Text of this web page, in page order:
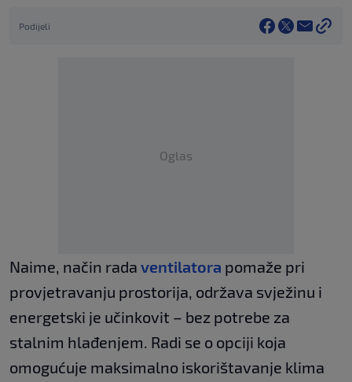
Podijeli
Oglas
Naime, način rada ventilatora pomaže pri
provjetravanju prostorija, održava svježinu i
energetski je učinkovit – bez potrebe za
stalnim hlađenjem. Radi se o opciji koja
omogućuje maksimalno iskorištavanje klima